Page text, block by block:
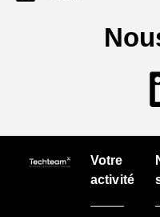
Votre
activité